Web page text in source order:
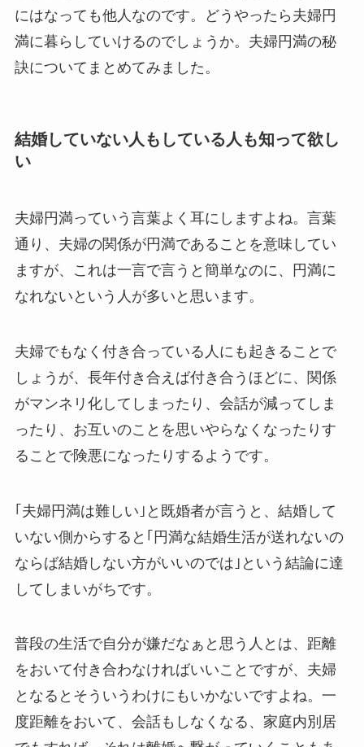
にはなっても他人なのです。どうやったら夫婦円
満に暮らしていけるのでしょうか。夫婦円満の秘
訣についてまとめてみました。
結婚していない人もしている人も知って欲し
い
夫婦円満っていう言葉よく耳にしますよね。言葉
通り、夫婦の関係が円満であることを意味してい
ますが、これは一言で言うと簡単なのに、円満に
なれないという人が多いと思います。
夫婦でもなく付き合っている人にも起きることで
しょうが、長年付き合えば付き合うほどに、関係
がマンネリ化してしまったり、会話が減ってしま
ったり、お互いのことを思いやらなくなったりす
ることで険悪になったりするようです。
｢夫婦円満は難しい｣と既婚者が言うと、結婚して
いない側からすると｢円満な結婚生活が送れないの
ならば結婚しない方がいいのでは｣という結論に達
してしまいがちです。
普段の生活で自分が嫌だなぁと思う人とは、距離
をおいて付き合わなければいいことですが、夫婦
となるとそういうわけにもいかないですよね。一
度距離をおいて、会話もしなくなる、家庭内別居